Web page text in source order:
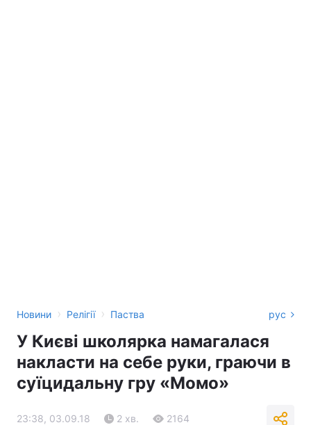
Новини › Релігії › Паства рус
У Києві школярка намагалася
накласти на себе руки, граючи в
суїцидальну гру «Момо»
23:38, 03.09.18 2 хв. 2164